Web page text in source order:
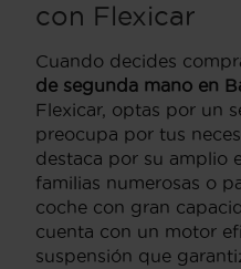
con Flexicar
Cuando decides
de segunda mano en
Flexicar, optas por un
preocupa por tus
destaca por su amplio
familias numerosas o
coche con gran
cuenta con un motor
suspensión que